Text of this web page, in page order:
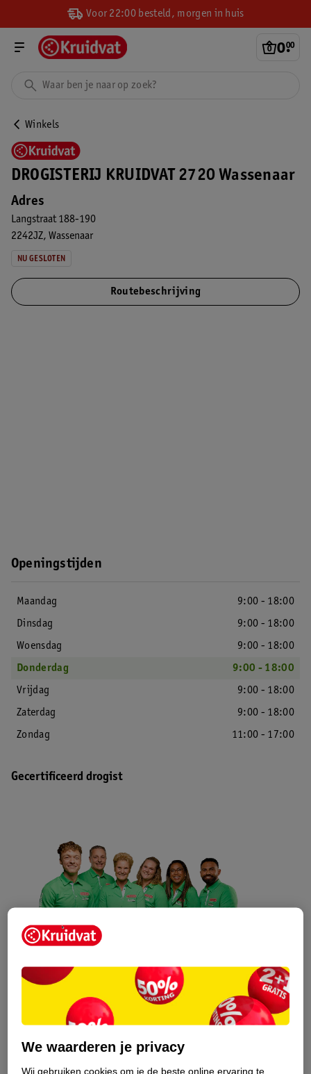
Voor 22:00 besteld, morgen in huis
0.
00
Winkels
DROGISTERIJ KRUIDVAT 2720 Wassenaar
Adres
Langstraat 188-190
2242JZ Wassenaar
NU GESLOTEN
Routebeschrijving
Openingstijden
Maandag
9:00 - 18:00
Dinsdag
9:00 - 18:00
Woensdag
9:00 - 18:00
Donderdag
9:00 - 18:00
Vrijdag
9:00 - 18:00
Zaterdag
9:00 - 18:00
Zondag
11:00 - 17:00
Gecertificeerd drogist
Kruidvat is een erkend specialist in
zelfzorg, ook online. Wat je
gezondheidsvraag ook is, stel hem aan
We waarderen je privacy
Wij gebruiken cookies om je de beste online ervaring te